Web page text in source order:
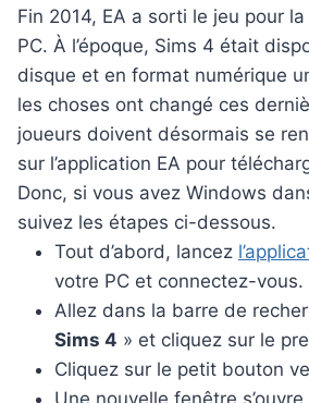
Fin 2014, EA a sorti le jeu pour
PC. À l’époque, Sims 4 était
disque et en format numérique
les choses ont changé ces
joueurs doivent désormais se
sur l’application EA pour
Donc, si vous avez Windows
suivez les étapes ci-dessous.
Tout d’abord, lancez
votre PC et connectez-vous.
Allez dans la barre de
Sims 4 » et cliquez sur le
Cliquez sur le petit bouton
Une nouvelle fenêtre